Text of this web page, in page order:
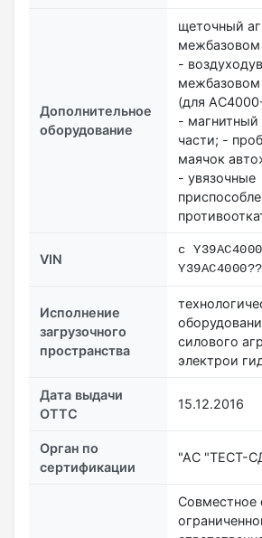
Дополнительное
оборудование
щеточный
межбазовом
-
межбазовом
(для
- магнитный
части; -
маячок
- увязочные
VIN
с
Исполнение
загрузочного
пространства
силового
электрои
Дата выдачи
ОТТС
15.12.2016
Орган по
сертификации
"АС "ТЕСТ-
Совместное